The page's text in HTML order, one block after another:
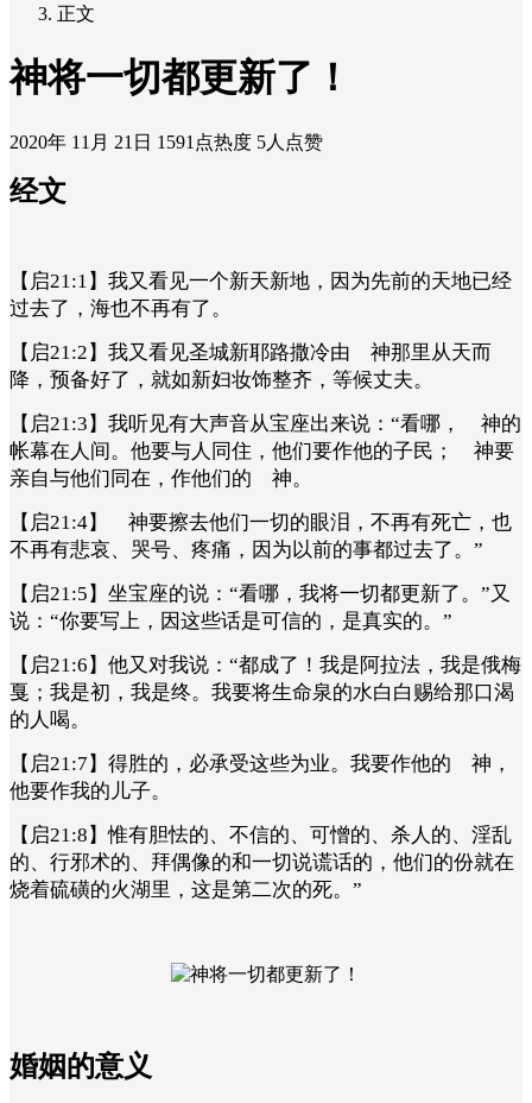
正文
神将一切都更新了！
2020年 11月 21日 1591点热度 5人点赞
经文
【启21:1】我又看见一个新天新地，因为先前的天地已经
过去了，海也不再有了。
【启21:2】我又看见圣城新耶路撒冷由 神那里从天而
降，预备好了，就如新妇妆饰整齐，等候丈夫。
【启21:3】我听见有大声音从宝座出来说：“看哪， 神的
帐幕在人间。他要与人同住，他们要作他的子民； 神要
亲自与他们同在，作他们的 神。
【启21:4】 神要擦去他们一切的眼泪，不再有死亡，也
不再有悲哀、哭号、疼痛，因为以前的事都过去了。”
【启21:5】坐宝座的说：“看哪，我将一切都更新了。”又
说：“你要写上，因这些话是可信的，是真实的。”
【启21:6】他又对我说：“都成了！我是阿拉法，我是俄梅
戛；我是初，我是终。我要将生命泉的水白白赐给那口渴
的人喝。
【启21:7】得胜的，必承受这些为业。我要作他的 神，
他要作我的儿子。
【启21:8】惟有胆怯的、不信的、可憎的、杀人的、淫乱
的、行邪术的、拜偶像的和一切说谎话的，他们的份就在
烧着硫磺的火湖里，这是第二次的死。”
婚姻的意义